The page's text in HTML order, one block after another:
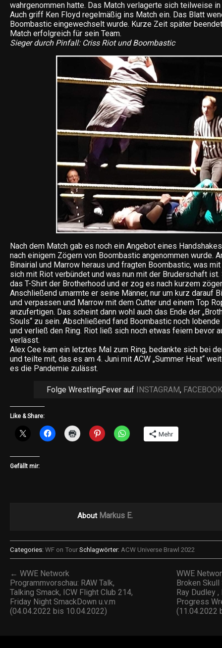
wahrgenommen hatte. Das Match verlagerte sich teilweise
Auch griff Ken Floyd regelmäßig ins Match ein. Das Blatt
Boombastic eingewechselt wurde. Kurze Zeit später
Match erfolgreich für sein Team.
Sieger durch Pinfall: Criss Riot und Boombastic
Nach dem Match gab es noch ein Angebot eines
nach einigem Zögern von Boombastic angenommen wurde.
Binairial und Marrow heraus und fragten Boombastic, was
sich mit Riot verbündet und was nun mit der Bruderschaft
das T-Shirt der Brotherhood und er zog es nach kurzem
Anschließend umarmte er seine Männer, nur um kurz darauf
und verpassen und Marrow mit dem Cutter und einem Top
anzufertigen. Das scheint dann wohl auch das Ende der
Souls“ zu sein. Abschließend fand Boombastic noch
und verließ den Ring. Riot ließ sich noch etwas feiern bevor
verlässt.
Alex Cee kam ein letztes Mal zum Ring, bedankte sich bei
und teilte mit, das es am 4. Juni mit ACW „Summer Heat“
es die Pandemie zulässt.
Folge WrestlingFever auf INSTAGRAM, FACEBOOK
Like & Share:
Mehr
Gefällt mir:
About Markus E.
Categories: WF on Tour Schlagwörter: ACW Universe Brawl 2022
← WWE Network
Programmvorschau: RAW Talk,
Talking Smack, ICW Flight Club 214,
Friday Night SmackDown u.v.m
(04.04.2022 bis 10.04.2022)
WWE
Broken
Ray Dudley ,
Progress
(11.04.2022